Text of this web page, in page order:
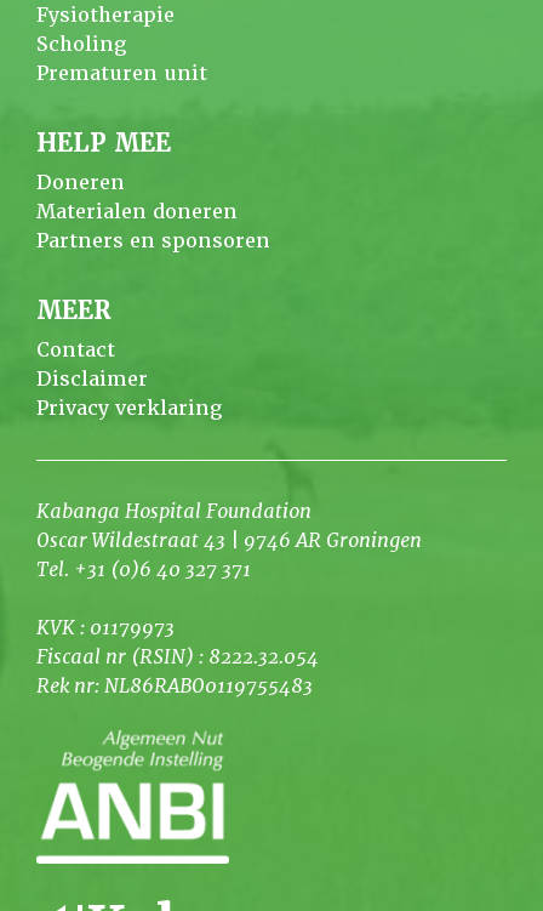
Fysiotherapie
Scholing
Prematuren unit
HELP MEE
Doneren
Materialen doneren
Partners en sponsoren
MEER
Contact
Disclaimer
Privacy verklaring
Kabanga Hospital Foundation
Oscar Wildestraat 43 | 9746 AR Groningen
Tel. +31 (0)6 40 327 371
KVK : 01179973
Fiscaal nr (RSIN) : 8222.32.054
Rek nr: NL86RABO0119755483